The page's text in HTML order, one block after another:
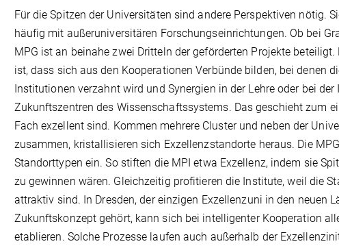
Für die Spitzen der Universitäten sind andere Perspektiven nötig.
häufig mit außeruniversitären Forschungseinrichtungen. Ob bei
MPG ist an beinahe zwei Dritteln der geförderten Projekte
ist, dass sich aus den Kooperationen Verbünde bilden, bei denen
Institutionen verzahnt wird und Synergien in der Lehre oder bei
Zukunftszentren des Wissenschaftssystems. Das geschieht zum
Fach exzellent sind. Kommen mehrere Cluster und neben der
zusammen, kristallisieren sich Exzellenzstandorte heraus. Die
Standorttypen ein. So stiften die MPI etwa Exzellenz, indem sie
zu gewinnen wären. Gleichzeitig profitieren die Institute, weil die
attraktiv sind. In Dresden, der einzigen Exzellenzuni in den neuen
Zukunftskonzept gehört, kann sich bei intelligenter Kooperation
etablieren. Solche Prozesse laufen auch außerhalb der